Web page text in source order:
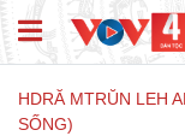
HDRĂ MTRŬN LEH
SỐNG)